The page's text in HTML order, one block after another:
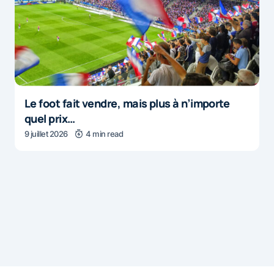
Le foot fait vendre, mais plus à n’importe
quel prix…
9 juillet 2026 4 min read